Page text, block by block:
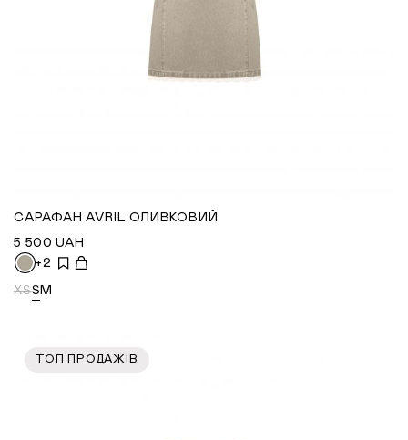
САРАФАН AVRIL ОЛИВКОВИЙ
5 500 UAH
+2
XSS M
ТОП ПРОДАЖІВ